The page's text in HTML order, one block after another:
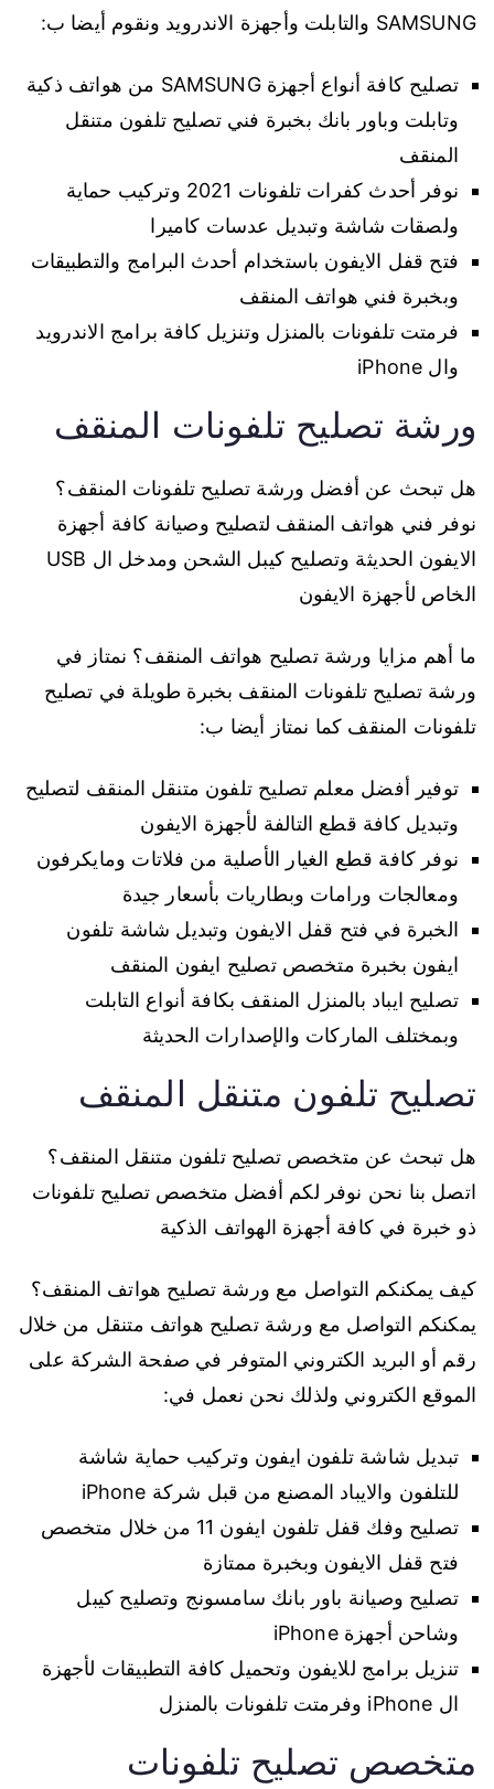
SAMSUNG والتابلت وأجهزة الاندرويد ونقوم أيضا ب:
تصليح كافة أنواع أجهزة SAMSUNG من هواتف ذكية
وتابلت وباور بانك بخبرة فني تصليح تلفون متنقل
المنقف
نوفر أحدث كفرات تلفونات 2021 وتركيب حماية
ولصقات شاشة وتبديل عدسات كاميرا
فتح قفل الايفون باستخدام أحدث البرامج والتطبيقات
وبخبرة فني هواتف المنقف
فرمتت تلفونات بالمنزل وتنزيل كافة برامج الاندرويد
وال iPhone
ورشة تصليح تلفونات المنقف
هل تبحث عن أفضل ورشة تصليح تلفونات المنقف؟
نوفر فني هواتف المنقف لتصليح وصيانة كافة أجهزة
الايفون الحديثة وتصليح كيبل الشحن ومدخل ال USB
الخاص لأجهزة الايفون
ما أهم مزايا ورشة تصليح هواتف المنقف؟ نمتاز في
ورشة تصليح تلفونات المنقف بخبرة طويلة في تصليح
تلفونات المنقف كما نمتاز أيضا ب:
توفير أفضل معلم تصليح تلفون متنقل المنقف لتصليح
وتبديل كافة قطع التالفة لأجهزة الايفون
نوفر كافة قطع الغيار الأصلية من فلاتات ومايكرفون
ومعالجات ورامات وبطاريات بأسعار جيدة
الخبرة في فتح قفل الايفون وتبديل شاشة تلفون
ايفون بخبرة متخصص تصليح ايفون المنقف
تصليح ايباد بالمنزل المنقف بكافة أنواع التابلت
وبمختلف الماركات والإصدارات الحديثة
تصليح تلفون متنقل المنقف
هل تبحث عن متخصص تصليح تلفون متنقل المنقف؟
اتصل بنا نحن نوفر لكم أفضل متخصص تصليح تلفونات
ذو خبرة في كافة أجهزة الهواتف الذكية
كيف يمكنكم التواصل مع ورشة تصليح هواتف المنقف؟
يمكنكم التواصل مع ورشة تصليح هواتف متنقل من خلال
رقم أو البريد الكتروني المتوفر في صفحة الشركة على
الموقع الكتروني ولذلك نحن نعمل في:
تبديل شاشة تلفون ايفون وتركيب حماية شاشة
للتلفون والايباد المصنع من قبل شركة iPhone
تصليح وفك قفل تلفون ايفون 11 من خلال متخصص
فتح قفل الايفون وبخبرة ممتازة
تصليح وصيانة باور بانك سامسونج وتصليح كيبل
وشاحن أجهزة iPhone
تنزيل برامج للايفون وتحميل كافة التطبيقات لأجهزة
ال iPhone وفرمتت تلفونات بالمنزل
متخصص تصليح تلفونات